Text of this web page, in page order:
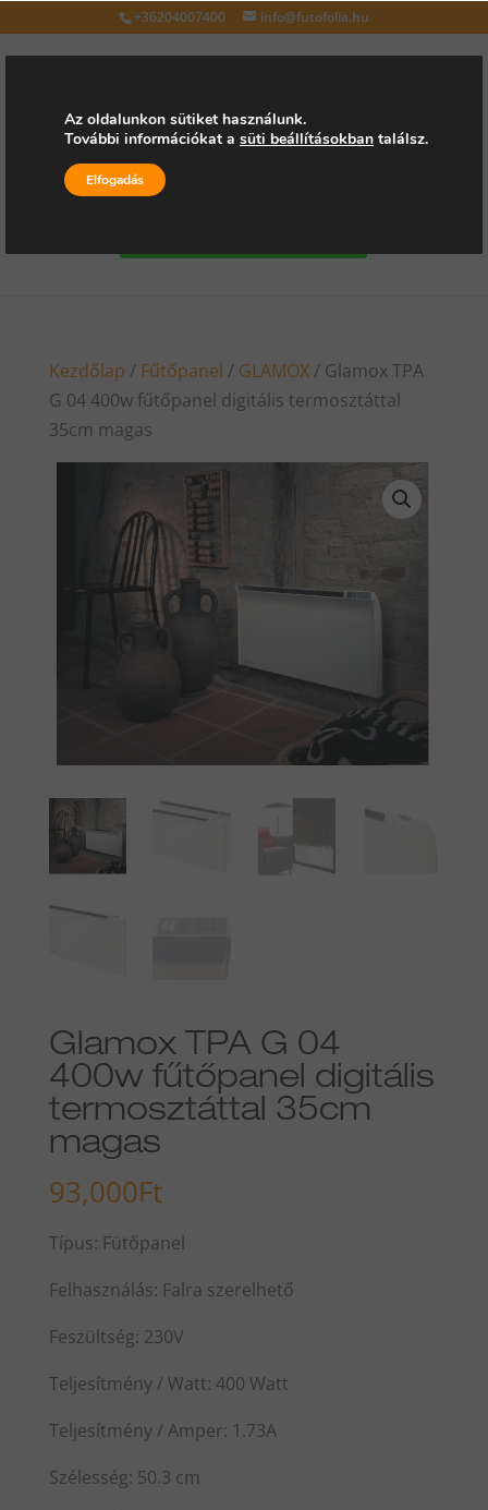
+36204007400 info@futofolia.hu
Válasszon oldalt
Kezdőlap / Fűtőpanel / GLAMOX/ Glamox TPA
G 04 400w fűtőpanel digitális termosztáttal
35cm magas
Glamox TPA G 04
400w fűtőpanel digitális
termosztáttal 35cm
magas
93,000Ft
Típus: Fütőpanel
Felhasználás: Falra szerelhető
Feszültség: 230V
Teljesítmény / Watt: 400 Watt
Teljesítmény / Amper: 1.73A
Szélesség: 50.3 cm
Az oldalunkon sütiket használunk.
További információkat a süti beállításokban találsz.
Elfogadás